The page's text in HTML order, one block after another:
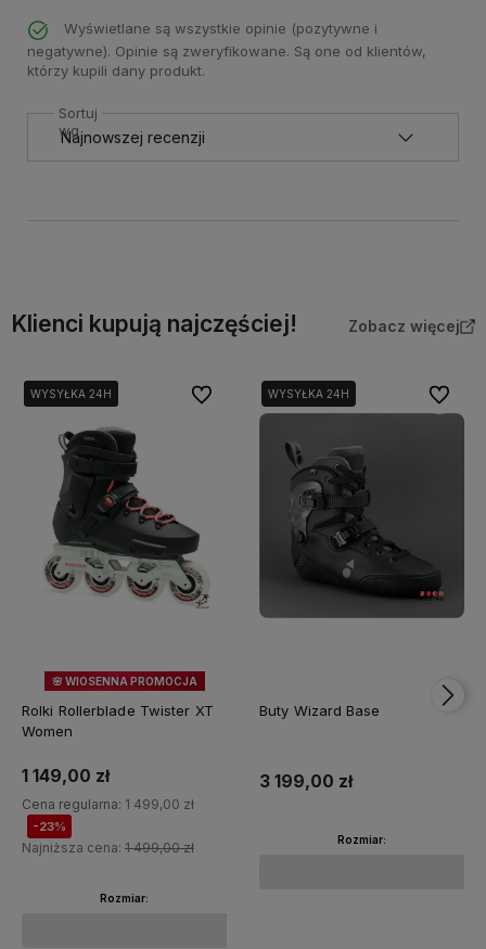
Wyświetlane są wszystkie opinie (pozytywne i
negatywne). Opinie są zweryfikowane. Są one od klientów,
którzy kupili dany produkt.
Sortuj
wg
Klienci kupują najczęściej! Zobacz więcej
🌸 WIOSENNA PROMOCJA
WYSYŁKA 24H
WYSYŁKA 24H
WYSYŁKA 24H
Rolki Rollerblade Twister XT
Women
1 149,00 zł
Cena regularna: 1 499,00 zł
-23%
Najniższa cena: 1 499,00 zł
Rozmiar:
Do ulubionychWYSYŁKA 24H
Buty Wizard Base
3 199,00 zł
Rozmiar:
Do